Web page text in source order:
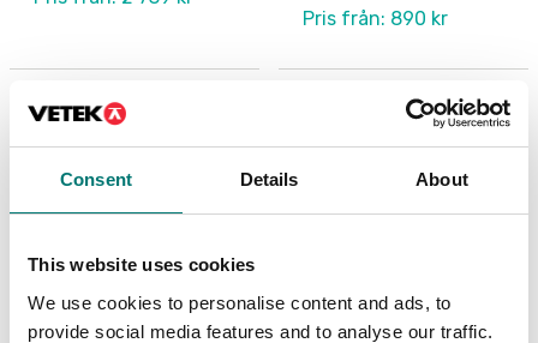
Consent Details About
This website uses cookies
We use cookies to personalise content and ads, to
provide social media features and to analyse our traffic.
Pris från: 890 kr